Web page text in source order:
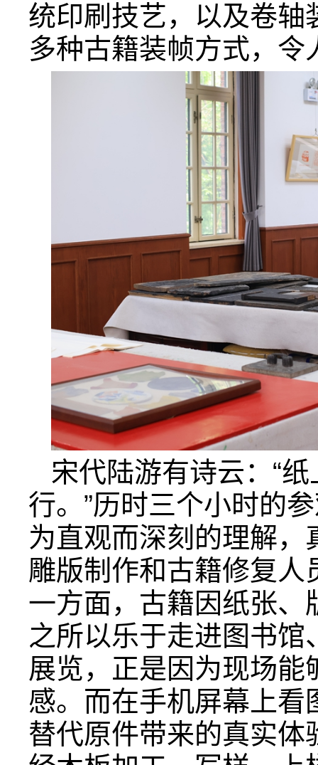
统印刷技艺，以及卷轴
多种古籍装帧方式，令
宋代陆游有诗云：“
行。”历时三个小时的
为直观而深刻的理解
雕版制作和古籍修复
一方面，古籍因纸张、
之所以乐于走进图书
展览，正是因为现场
感。而在手机屏幕上看
替代原件带来的真实